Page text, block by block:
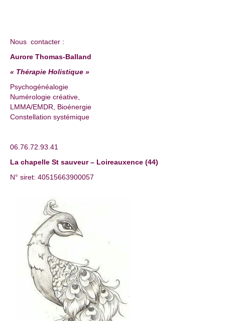
Nous contacter :
Aurore Thomas-Balland
« Thérapie Holistique »
Psychogénéalogie
Numérologie créative,
LMMA/EMDR, Bioénergie
Constellation systémique
06.76.72.93.41
La chapelle St sauveur – Loireauxence (44)
N° siret: 40515663900057